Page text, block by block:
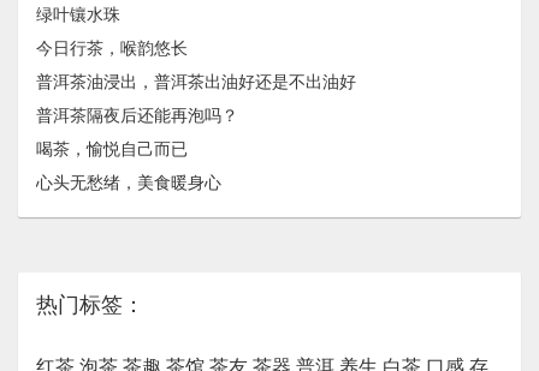
绿叶镶水珠
今日行茶，喉韵悠长
普洱茶油浸出，普洱茶出油好还是不出油好
普洱茶隔夜后还能再泡吗？
喝茶，愉悦自己而已
心头无愁绪，美食暖身心
热门标签：
红茶 泡茶 茶趣 茶馆 茶友 茶器 普洱 养生 白茶 口感 存